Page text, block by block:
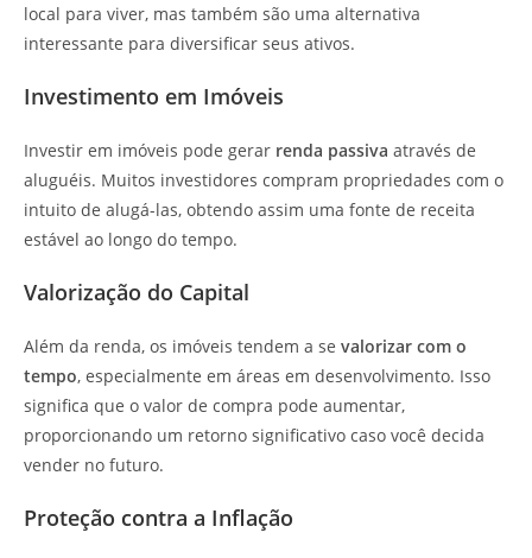
local para viver, mas também são uma alternativa
interessante para diversificar seus ativos.
Investimento em Imóveis
Investir em imóveis pode gerar renda passiva através de
aluguéis. Muitos investidores compram propriedades com o
intuito de alugá-las, obtendo assim uma fonte de receita
estável ao longo do tempo.
Valorização do Capital
Além da renda, os imóveis tendem a se valorizar com o
tempo, especialmente em áreas em desenvolvimento. Isso
significa que o valor de compra pode aumentar,
proporcionando um retorno significativo caso você decida
vender no futuro.
Proteção contra a Inflação